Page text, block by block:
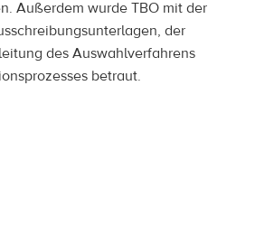
Außerdem wurde TBO mit der
der
des Auswahlverfahrens
betraut.